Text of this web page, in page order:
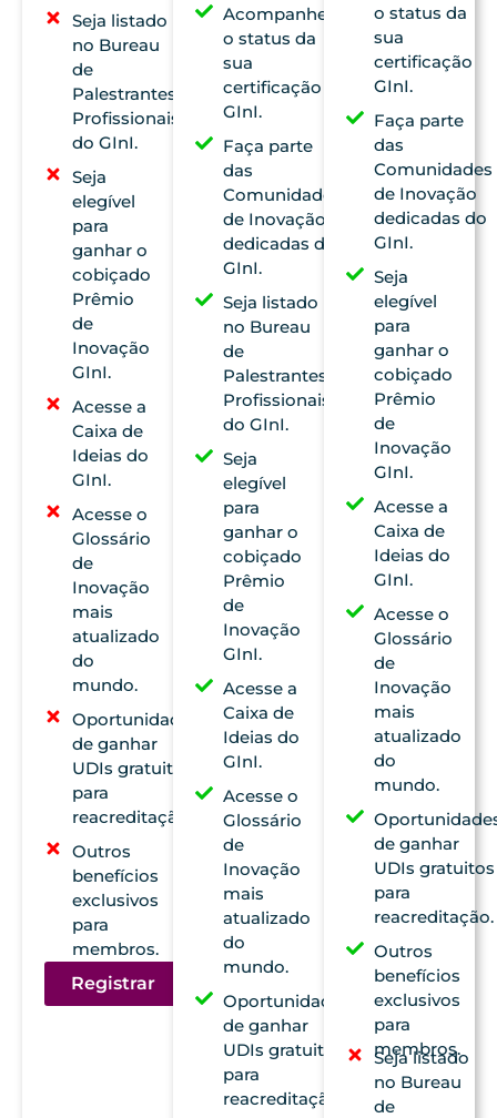
Seja listado
no Bureau
de
Palestrantes
Profissionais
do GInI.
Seja
elegível
para
ganhar o
cobiçado
Prêmio
de
Inovação
GInI.
Acesse a
Caixa de
Ideias do
GInI.
Acesse o
Glossário
de
Inovação
mais
atualizado
do
mundo.
Oportunidades
de ganhar
UDIs gratuitos
para
reacreditação.
Outros
benefícios
exclusivos
para
membros.
Registrar
Acompanhe
o status da
sua
certificação
GInI.
Faça parte
das
Comunidades
de Inovação
dedicadas do
GInI.
Seja listado
no Bureau
de
Palestrantes
Profissionais
do GInI.
Seja
elegível
para
ganhar o
cobiçado
Prêmio
de
Inovação
GInI.
Acesse a
Caixa de
Ideias do
GInI.
Acesse o
Glossário
de
Inovação
mais
atualizado
do
mundo.
Oportunidades
de ganhar
UDIs gratuitos
para
reacreditação.
o status da
sua
certificação
GInI.
Faça parte
das
Comunidades
de Inovação
dedicadas do
GInI.
Seja
elegível
para
ganhar o
cobiçado
Prêmio
de
Inovação
GInI.
Acesse a
Caixa de
Ideias do
GInI.
Acesse o
Glossário
de
Inovação
mais
atualizado
do
mundo.
de ganhar
UDIs gratuitos
para
reacreditação.
Outros
benefícios
exclusivos
para
membros.
Seja listado
no Bureau
de